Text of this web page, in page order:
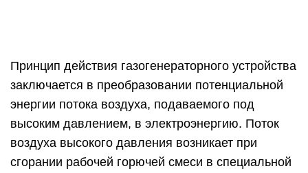
Принцип действия газогенераторного устройства
заключается в преобразовании потенциальной
энергии потока воздуха, подаваемого под
высоким давлением, в электроэнергию. Поток
воздуха высокого давления возникает при
сгорании рабочей горючей смеси в специальной